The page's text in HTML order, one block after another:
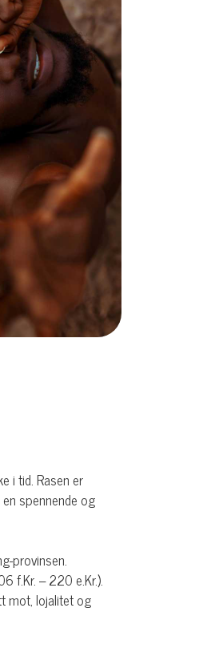
i tid. Rasen er
spennende og
provinsen.
f.Kr. – 220 e.Kr.).
mot, lojalitet og